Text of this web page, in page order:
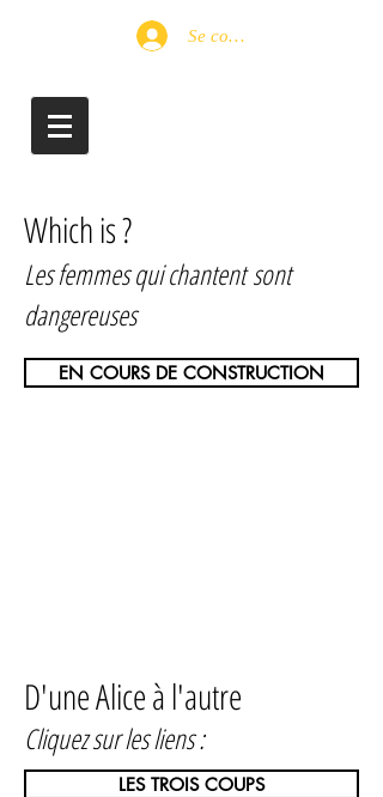
Se connecter
Which is ?
Les femmes qui chantentsont
dangereuses
EN COURS DE CONSTRUCTION
D'une Alice à l'autre
Cliquez sur les liens :
LES TROIS COUPS